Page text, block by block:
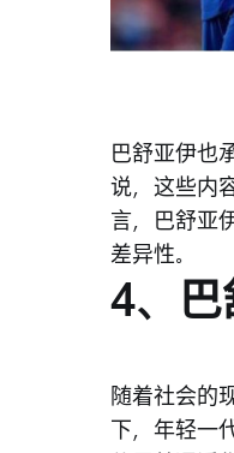
巴舒亚伊也
说，这些内
言，巴舒亚
差异性。
4、巴
随着社会的
下，年轻一